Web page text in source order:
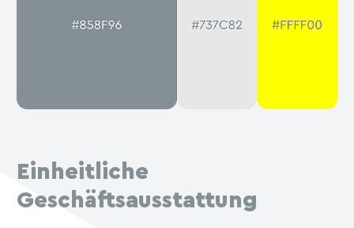
Einheitliche
Geschäftsausstattung